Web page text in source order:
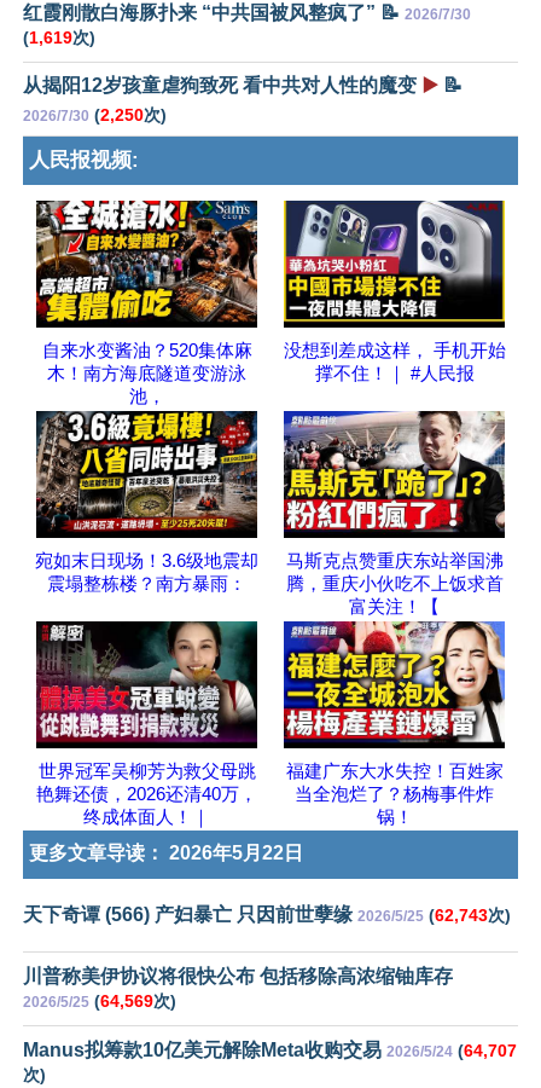
红霞刚散白海豚扑来 “中共国被风整疯了” 📝 2026/7/30
(1,619次)
从揭阳12岁孩童虐狗致死 看中共对人性的魔变 ▶️ 📝
2026/7/30 (2,250次)
人民报视频:
自来水变酱油？520集体麻
木！南方海底隧道变游泳
池，
没想到差成这样， 手机开始
撑不住！｜ #人民报
宛如末日现场！3.6级地震却
震塌整栋楼？南方暴雨：
马斯克点赞重庆东站举国沸
腾，重庆小伙吃不上饭求首
富关注！【
世界冠军吴柳芳为救父母跳
艳舞还债，2026还清40万，
终成体面人！｜
福建广东大水失控！百姓家
当全泡烂了？杨梅事件炸
锅！
更多文章导读： 2026年5月22日
天下奇谭 (566) 产妇暴亡 只因前世孽缘 2026/5/25 (62,743次)
川普称美伊协议将很快公布 包括移除高浓缩铀库存
2026/5/25 (64,569次)
Manus拟筹款10亿美元解除Meta收购交易 2026/5/24 (64,707
次)